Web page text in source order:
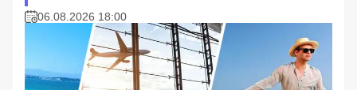
06.08.2026 18:00